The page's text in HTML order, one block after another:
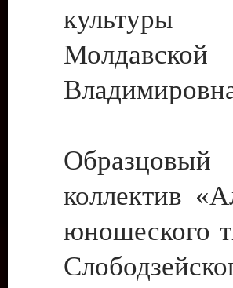
культуры
коллектив
юношеского